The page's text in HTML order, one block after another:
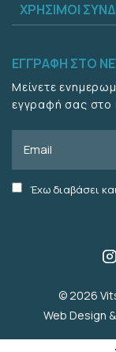
ΧΡΉΣΙΜΟΙ
ΕΓΓΡΑΦΉ ΣΤΟ
Μείνετε
εγγραφή σας στο
AcceptΈχω διαβάσει
© 2026
Web Design